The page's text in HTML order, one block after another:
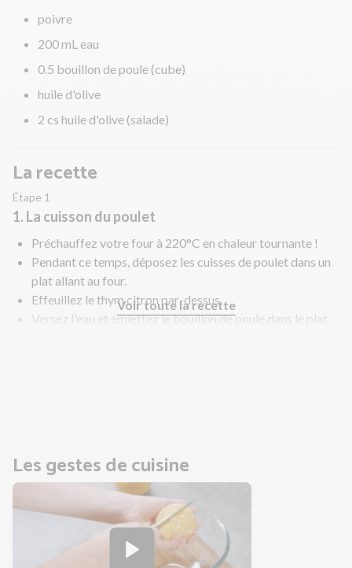
poivre
200 mL eau
0.5 bouillon de poule (cube)
huile d'olive
2 cs huile d'olive (salade)
La recette
Étape 1
1. La cuisson du poulet
Préchauffez votre four à 220°C en chaleur tournante !
Pendant ce temps, déposez les cuisses de poulet dans un
plat allant au four.
Effeuillez le thym citron par-dessus.
Versez l'eau et émiettez le bouillon de poule dans le plat.
Voir toute la recette
Les gestes de cuisine